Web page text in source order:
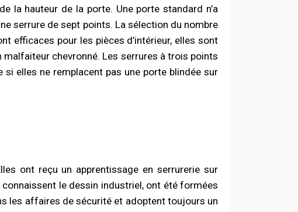
la hauteur de la porte. Une porte standard n’a
serrure de sept points. La sélection du nombre
efficaces pour les pièces d’intérieur, elles sont
chevronné. Les serrures à trois points
elles ne remplacent pas une porte blindée sur
ont reçu un apprentissage en serrurerie sur
le dessin industriel, ont été formées
les affaires de sécurité et adoptent toujours un